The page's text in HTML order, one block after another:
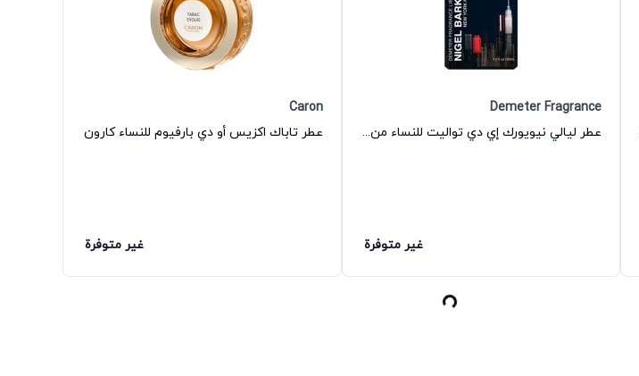
Demeter Fragrance
عطر ليالي نيويورك إي دي تواليت للنساء من ديميتر فراغرانس
غير متوفرة
Caron
عطر تاباك اكزيس أو دي بارفيوم للنساء كارون
غير متوفرة